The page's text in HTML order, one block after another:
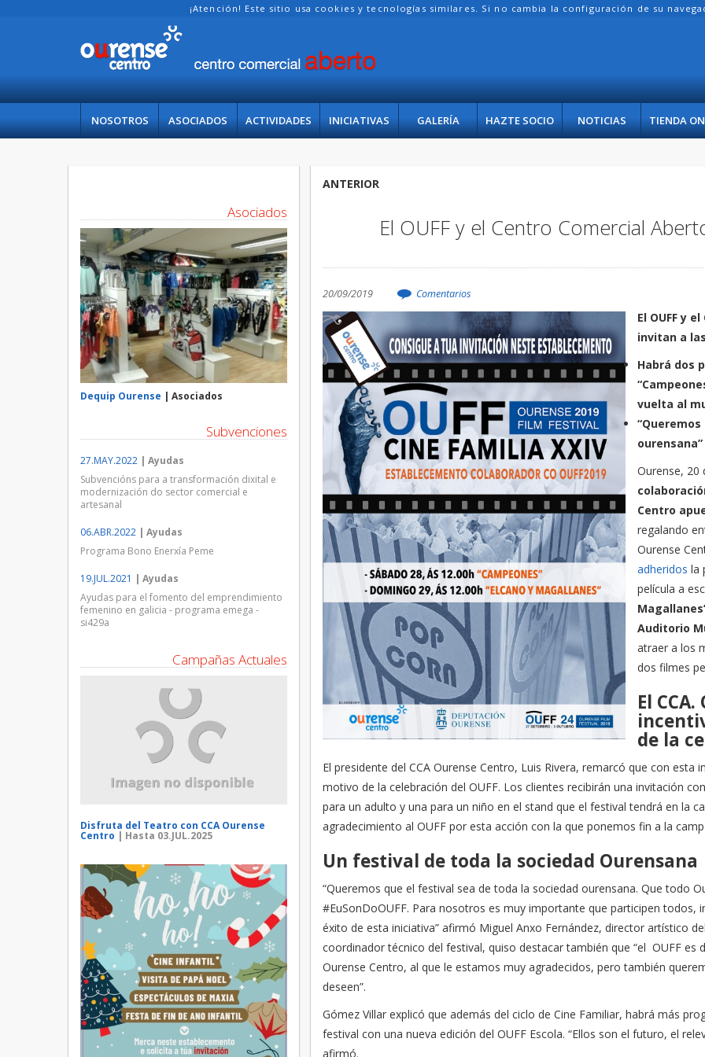
¡Atención! Este sitio usa cookies y tecnologías similares. Si no cambia la configuración de su
NOSOTROS ASOCIADOS ACTIVIDADES INICIATIVAS GALERÍA HAZTE SOCIO NOTICIAS TIENDA
Asociados
Dequip Ourense | Asociados
Subvenciones
27.MAY.2022 | Ayudas
Subvencións para a transformación dixital e
modernización do sector comercial e
artesanal
06.ABR.2022 | Ayudas
Programa Bono Enerxía Peme
19.JUL.2021 | Ayudas
Ayudas para el fomento del emprendimiento
femenino en galicia - programa emega -
si429a
Campañas Actuales
Disfruta del Teatro con CCA Ourense
Centro | Hasta 03.JUL.2025
ANTERIOR
El OUFF y el Centro Comercial
20/09/2019 Comentarios
El OUFF y
invitan a
Habrá dos
vuelta al
Ourense,
Centro
regalando
Ourense
adheridos la
película a
Auditorio
atraer a los
dos filmes
El
de la
El presidente del CCA Ourense Centro, Luis Rivera, remarcó que con esta
motivo de la celebración del OUFF. Los clientes recibirán una invitación
para un adulto y una para un niño en el stand que el festival tendrá en la
agradecimiento al OUFF por esta acción con la que ponemos fin a la
Un festival de toda la sociedad Ourensana
“Queremos que el festival sea de toda la sociedad ourensana. Que todo
#EuSonDoOUFF. Para nosotros es muy importante que participen todos,
éxito de esta iniciativa” afirmó Miguel Anxo Fernández, director artístico
coordinador técnico del festival, quiso destacar también que “el OUFF es
Ourense Centro, al que le estamos muy agradecidos, pero también
deseen”.
Gómez Villar explicó que además del ciclo de Cine Familiar, habrá más
festival con una nueva edición del OUFF Escola. “Ellos son el futuro, el
afirmó.